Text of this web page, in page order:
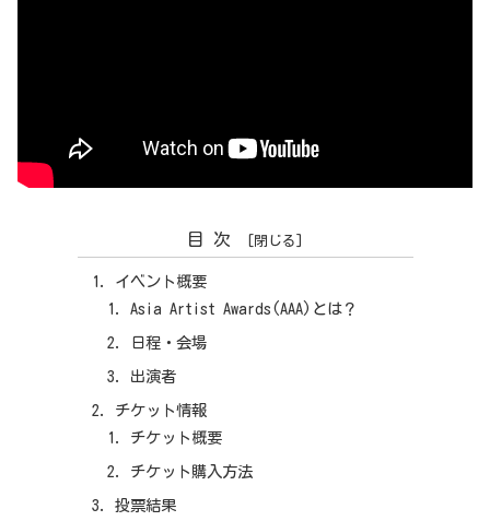
目次
イベント概要
Asia Artist Awards(AAA)とは？
日程・会場
出演者
チケット情報
チケット概要
チケット購入方法
投票結果